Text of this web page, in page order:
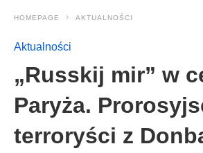
HOMEPAGE AKTUALNOŚCI
Aktualności
„Russkij mir” w
Paryża.
terroryści z